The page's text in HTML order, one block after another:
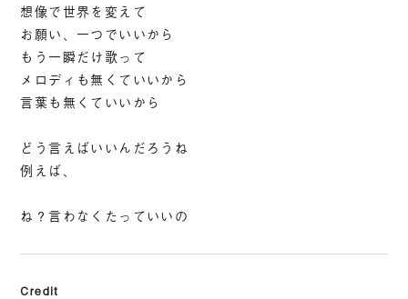
想像で世界を変えて
お願い、一つでいいから
もう一瞬だけ歌って
メロディも無くていいから
言葉も無くていいから
どう言えばいいんだろうね
例えば、
ね？言わなくたっていいの